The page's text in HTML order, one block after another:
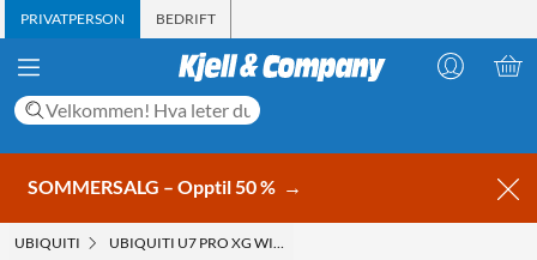
PRIVATPERSON BEDRIFT
SOMMERSALG – Opptil 50 % →
UBIQUITI UBIQUITI U7 PRO XG WIFI 7-AKSESSPUNKT